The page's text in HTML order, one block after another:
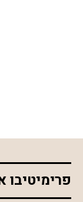
פרימיטיבו